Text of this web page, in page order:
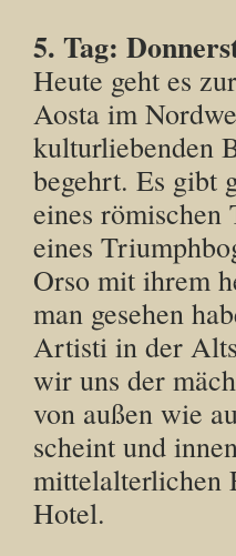
5. Tag:
Heute geht es
Aosta im
kulturliebenden
begehrt. Es gibt
eines römischen
eines
Orso mit ihrem
man gesehen
Artisti in der
wir uns der
von außen wie
scheint und
mittelalterlichen
Hotel.